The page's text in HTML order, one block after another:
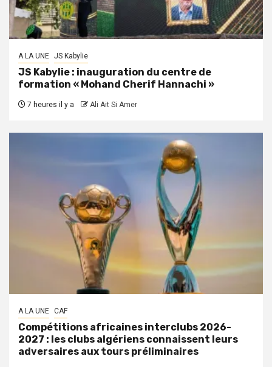
A LA UNE JS Kabylie
JS Kabylie : inauguration du centre de
formation « Mohand Cherif Hannachi »
7 heures il y a Ali Ait Si Amer
A LA UNE CAF
Compétitions africaines interclubs 2026-
2027 : les clubs algériens connaissent leurs
adversaires aux tours préliminaires